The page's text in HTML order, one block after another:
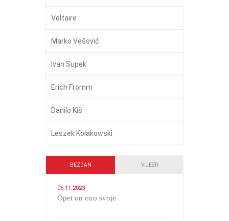
Voltaire
Marko Vešović
Ivan Supek
Erich Fromm
Danilo Kiš
Leszek Kołakowski
BEZDAN VIJESTI
06.11.2023
​Opet on ono svoje